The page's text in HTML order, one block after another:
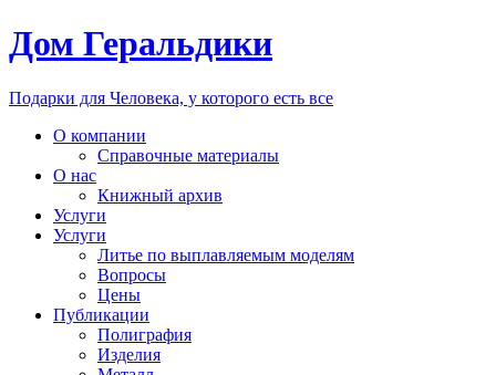
Дом Геральдики
Подарки для Человека, у которого есть все
О компании
Справочные материалы
О нас
Книжный архив
Услуги
Услуги
Литье по выплавляемым моделям
Вопросы
Цены
Публикации
Полиграфия
Изделия